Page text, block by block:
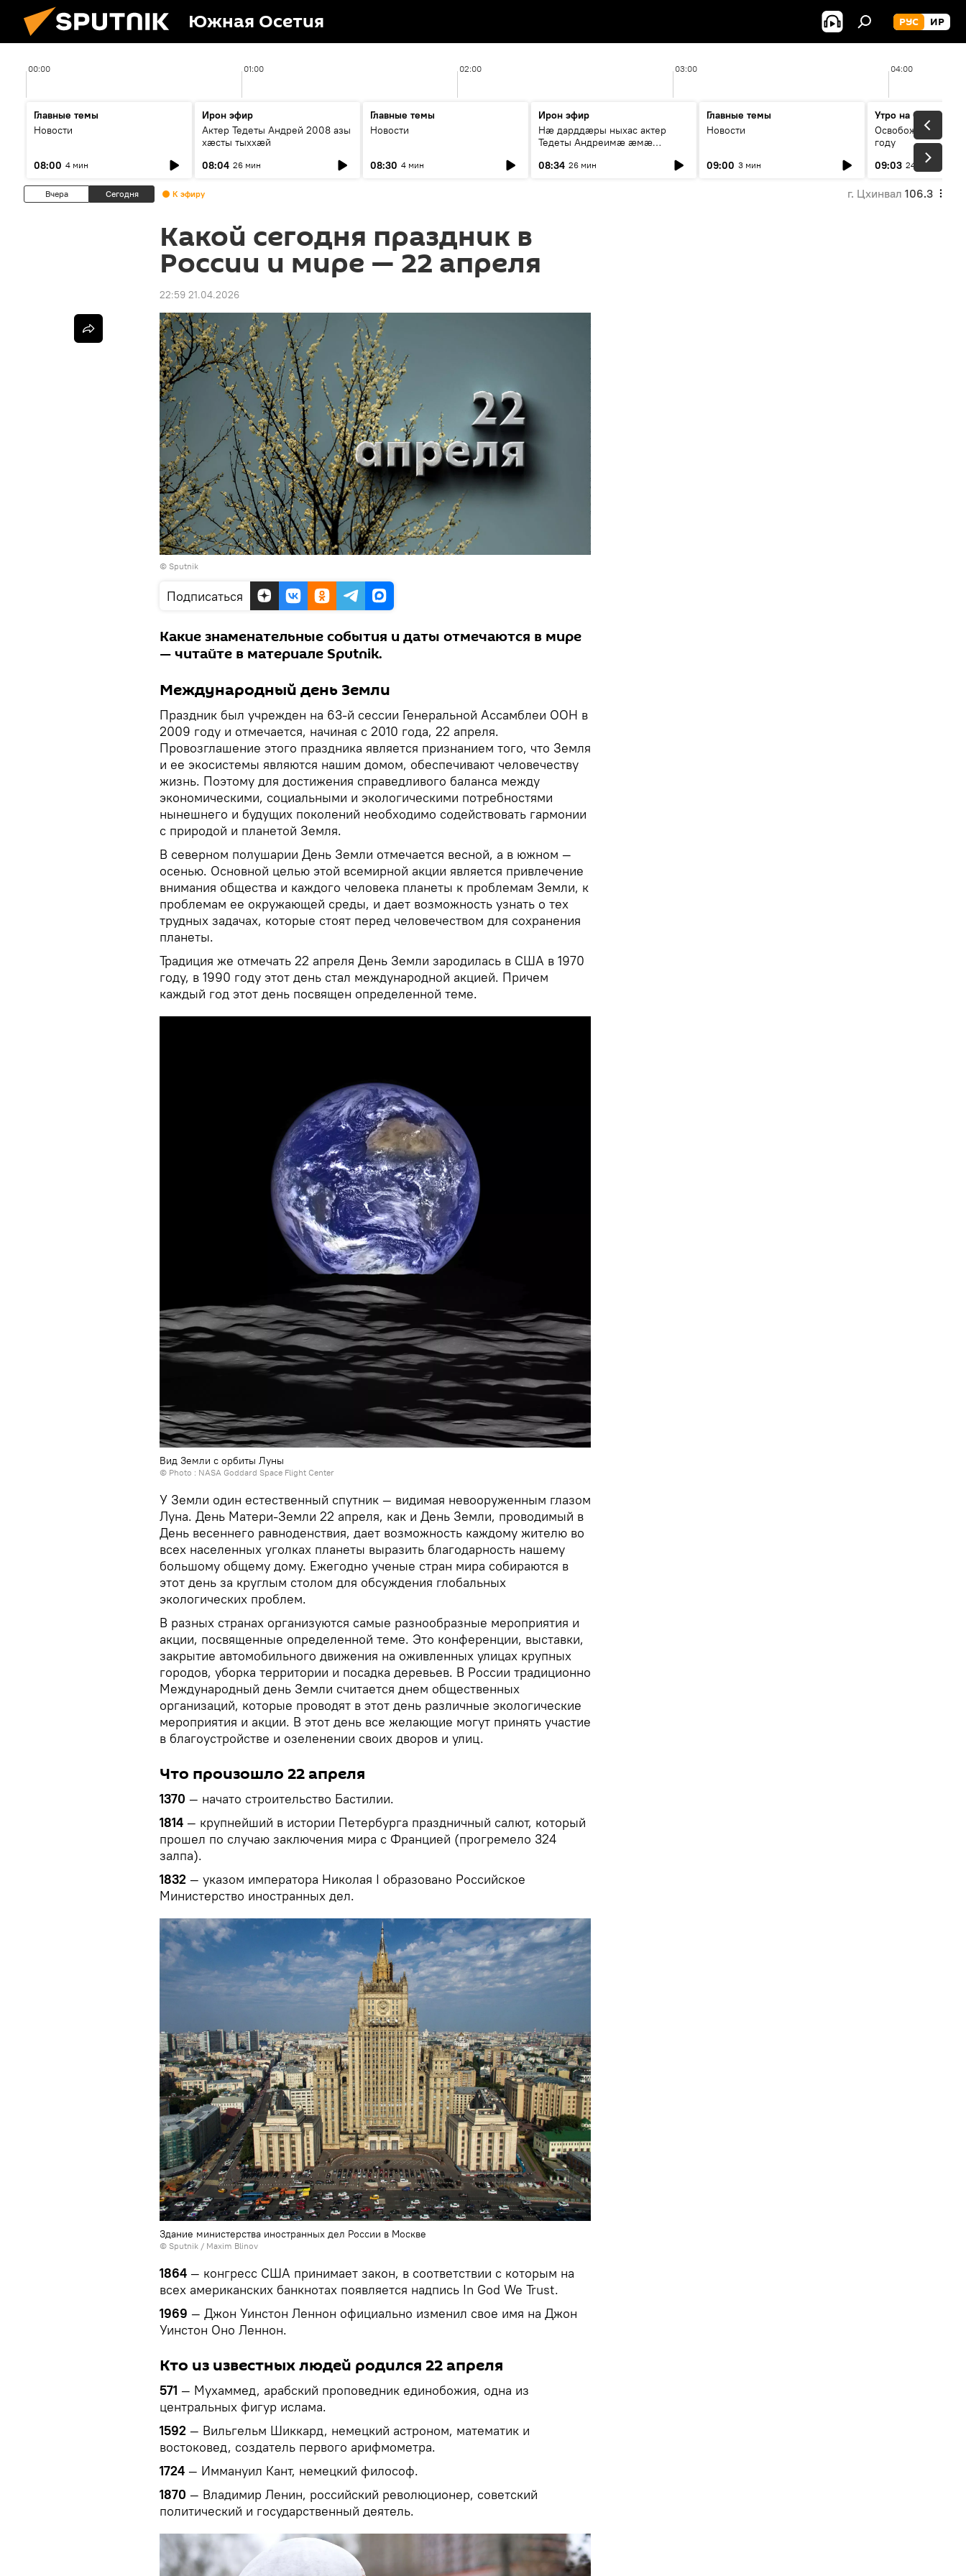
Южная Осетия РУС ИР
00:00 01:00 02:00 03:00 04:00
Главные темы
Новости
08:00 4 мин
Ирон эфир
Актер Тедеты Андрей 2008 азы
хæсты тыххæй
08:04 26 мин
Главные темы
Новости
08:30 4 мин
Ирон эфир
Нæ дарддæры ныхас актер
Тедеты Андреимæ æмæ
хæст цыди"
08:34 26 мин
Главные темы
Новости
09:00 3 мин
Утро на Спутнике
Освобождение
году
09:03 24 мин
Вчера Сегодня К эфиру г. Цхинвал 106.3
Какой сегодня праздник в
России и мире — 22 апреля
22:59 21.04.2026
© Sputnik
Подписаться
Какие знаменательные события и даты отмечаются в мире
— читайте в материале Sputnik.
Международный день Земли
Праздник был учрежден на 63-й сессии Генеральной Ассамблеи ООН в
2009 году и отмечается, начиная с 2010 года, 22 апреля.
Провозглашение этого праздника является признанием того, что Земля
и ее экосистемы являются нашим домом, обеспечивают человечеству
жизнь. Поэтому для достижения справедливого баланса между
экономическими, социальными и экологическими потребностями
нынешнего и будущих поколений необходимо содействовать гармонии
с природой и планетой Земля.
В северном полушарии День Земли отмечается весной, а в южном —
осенью. Основной целью этой всемирной акции является привлечение
внимания общества и каждого человека планеты к проблемам Земли, к
проблемам ее окружающей среды, и дает возможность узнать о тех
трудных задачах, которые стоят перед человечеством для сохранения
планеты.
Традиция же отмечать 22 апреля День Земли зародилась в США в 1970
году, в 1990 году этот день стал международной акцией. Причем
каждый год этот день посвящен определенной теме.
Вид Земли с орбиты Луны
© Photo : NASA Goddard Space Flight Center
У Земли один естественный спутник — видимая невооруженным глазом
Луна. День Матери-Земли 22 апреля, как и День Земли, проводимый в
День весеннего равноденствия, дает возможность каждому жителю во
всех населенных уголках планеты выразить благодарность нашему
большому общему дому. Ежегодно ученые стран мира собираются в
этот день за круглым столом для обсуждения глобальных
экологических проблем.
В разных странах организуются самые разнообразные мероприятия и
акции, посвященные определенной теме. Это конференции, выставки,
закрытие автомобильного движения на оживленных улицах крупных
городов, уборка территории и посадка деревьев. В России традиционно
Международный день Земли считается днем общественных
организаций, которые проводят в этот день различные экологические
мероприятия и акции. В этот день все желающие могут принять участие
в благоустройстве и озеленении своих дворов и улиц.
Что произошло 22 апреля
1370 — начато строительство Бастилии.
1814 — крупнейший в истории Петербурга праздничный салют, который
прошел по случаю заключения мира с Францией (прогремело 324
залпа).
1832 — указом императора Николая I образовано Российское
Министерство иностранных дел.
Здание министерства иностранных дел России в Москве
© Sputnik / Maxim Blinov
1864 — конгресс США принимает закон, в соответствии с которым на
всех американских банкнотах появляется надпись In God We Trust.
1969 — Джон Уинстон Леннон официально изменил свое имя на Джон
Уинстон Оно Леннон.
Кто из известных людей родился 22 апреля
571 — Мухаммед, арабский проповедник единобожия, одна из
центральных фигур ислама.
1592 — Вильгельм Шиккард, немецкий астроном, математик и
востоковед, создатель первого арифмометра.
1724 — Иммануил Кант, немецкий философ.
1870 — Владимир Ленин, российский революционер, советский
политический и государственный деятель.